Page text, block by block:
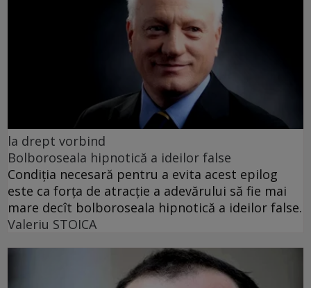
la drept vorbind
Bolboroseala hipnotică a ideilor false
Condiția necesară pentru a evita acest epilog
este ca forța de atracție a adevărului să fie mai
mare decît bolboroseala hipnotică a ideilor false.
Valeriu STOICA